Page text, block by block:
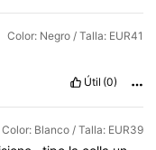
Color: Negro / Talla: EUR41
Útil (0)
Color: Blanco / Talla: EUR39